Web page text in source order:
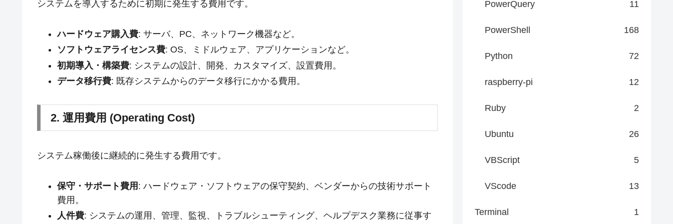
システムを導入するために初期に発生する費用です。
ハードウェア購入費: サーバ、PC、ネットワーク機器など。
ソフトウェアライセンス費: OS、ミドルウェア、アプリケーションなど。
初期導入・構築費: システムの設計、開発、カスタマイズ、設置費用。
データ移行費: 既存システムからのデータ移行にかかる費用。
2. 運用費用 (Operating Cost)
システム稼働後に継続的に発生する費用です。
保守・サポート費用 : ハードウェア・ソフトウェアの保守契約、ベンダーからの技術サポート
費用。
人件費: システムの運用、管理、監視、トラブルシューティング、ヘルプデスク業務に従事す
PowerQuery 11
PowerShell 168
Python 72
raspberry-pi 12
Ruby 2
Ubuntu 26
VBScript 5
VScode 13
Terminal 1